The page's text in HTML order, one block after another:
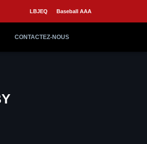
LBJEQ Baseball AAA
CONTACTEZ-NOUS